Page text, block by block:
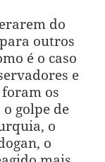
do
outros
é o caso
e
os
golpe de
o
o